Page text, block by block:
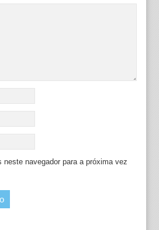
neste navegador para a próxima vez